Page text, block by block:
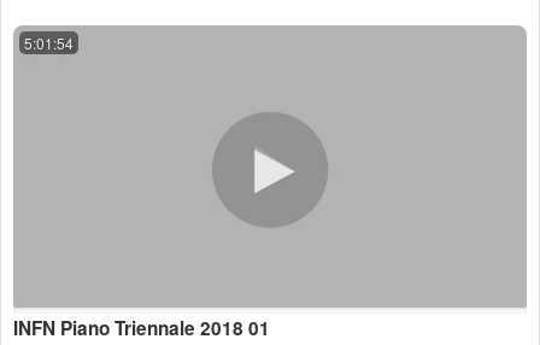
5:01:54
INFN Piano Triennale 2018 01